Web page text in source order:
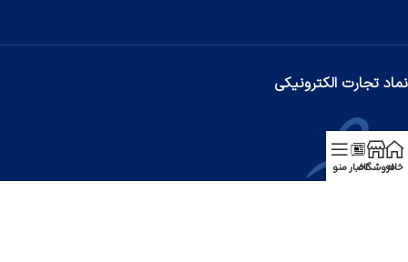
نماد تجارت الکترونیکی
خانهفروشگاهاخبارمنو